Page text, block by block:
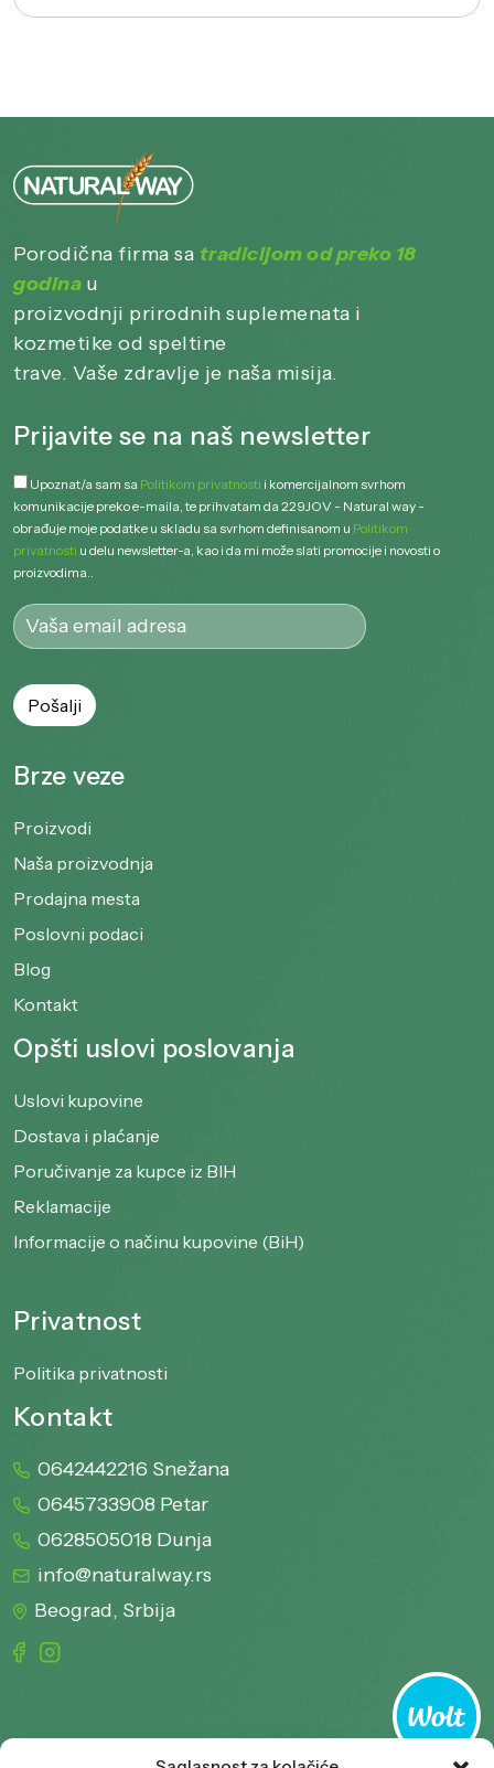
Porodična firma sa tradicijom od preko 18
godina u
proizvodnji prirodnih suplemenata i
kozmetike od speltine
trave. Vaše zdravlje je naša misija.
Prijavite se na naš newsletter
Upoznat/a sam sa Politikom privatnosti i komercijalnom svrhom
komunikacije preko e-maila, te prihvatam da 229JOV - Natural way -
obrađuje moje podatke u skladu sa svrhom definisanom u Politikom
privatnosti u delu newsletter-a, kao i da mi može slati promocije i novosti o
proizvodima..
Brze veze
Proizvodi
Naša proizvodnja
Prodajna mesta
Poslovni podaci
Blog
Kontakt
Opšti uslovi poslovanja
Uslovi kupovine
Dostava i plaćanje
Poručivanje za kupce iz BIH
Reklamacije
Informacije o načinu kupovine (BiH)
Privatnost
Politika privatnosti
Kontakt
0642442216 Snežana
0645733908 Petar
0628505018 Dunja
info@naturalway.rs
Beograd, Srbija